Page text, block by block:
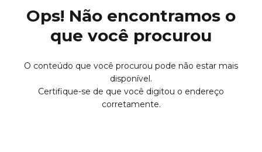
Ops! Não encontramos o
que você procurou
O conteúdo que você procurou pode não estar mais
disponível.
Certifique-se de que você digitou o endereço
corretamente.